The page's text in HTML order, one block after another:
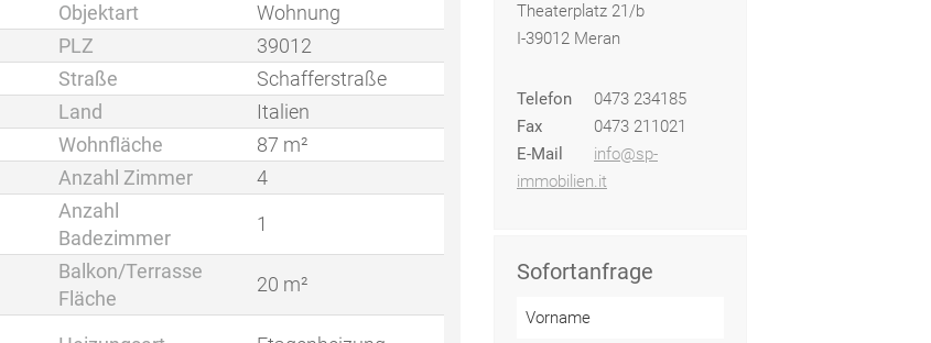
Objektart
Wohnung
PLZ
39012
Straße
Schafferstraße
Land
Italien
Wohnfläche
87 m²
Anzahl Zimmer
4
Anzahl
Badezimmer
1
Balkon/Terrasse
Fläche
20 m²
Theaterplatz 21/b
I-39012 Meran
Telefon
0473 234185
Fax
0473 211021
E-Mail
info@sp-
immobilien.it
Sofortanfrage